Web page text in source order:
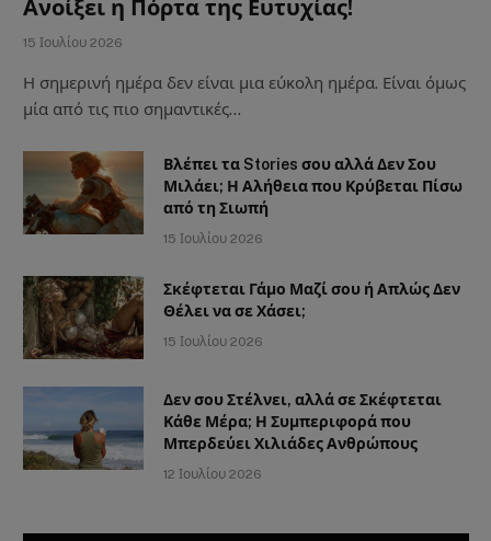
Ανοίξει η Πόρτα της Ευτυχίας!
15 Ιουλίου 2026
Η σημερινή ημέρα δεν είναι μια εύκολη ημέρα. Είναι όμως
μία από τις πιο σημαντικές…
Βλέπει τα Stories σου αλλά Δεν Σου
Μιλάει; Η Αλήθεια που Κρύβεται Πίσω
από τη Σιωπή
15 Ιουλίου 2026
Σκέφτεται Γάμο Μαζί σου ή Απλώς Δεν
Θέλει να σε Χάσει;
15 Ιουλίου 2026
Δεν σου Στέλνει, αλλά σε Σκέφτεται
Κάθε Μέρα; Η Συμπεριφορά που
Μπερδεύει Χιλιάδες Ανθρώπους
12 Ιουλίου 2026